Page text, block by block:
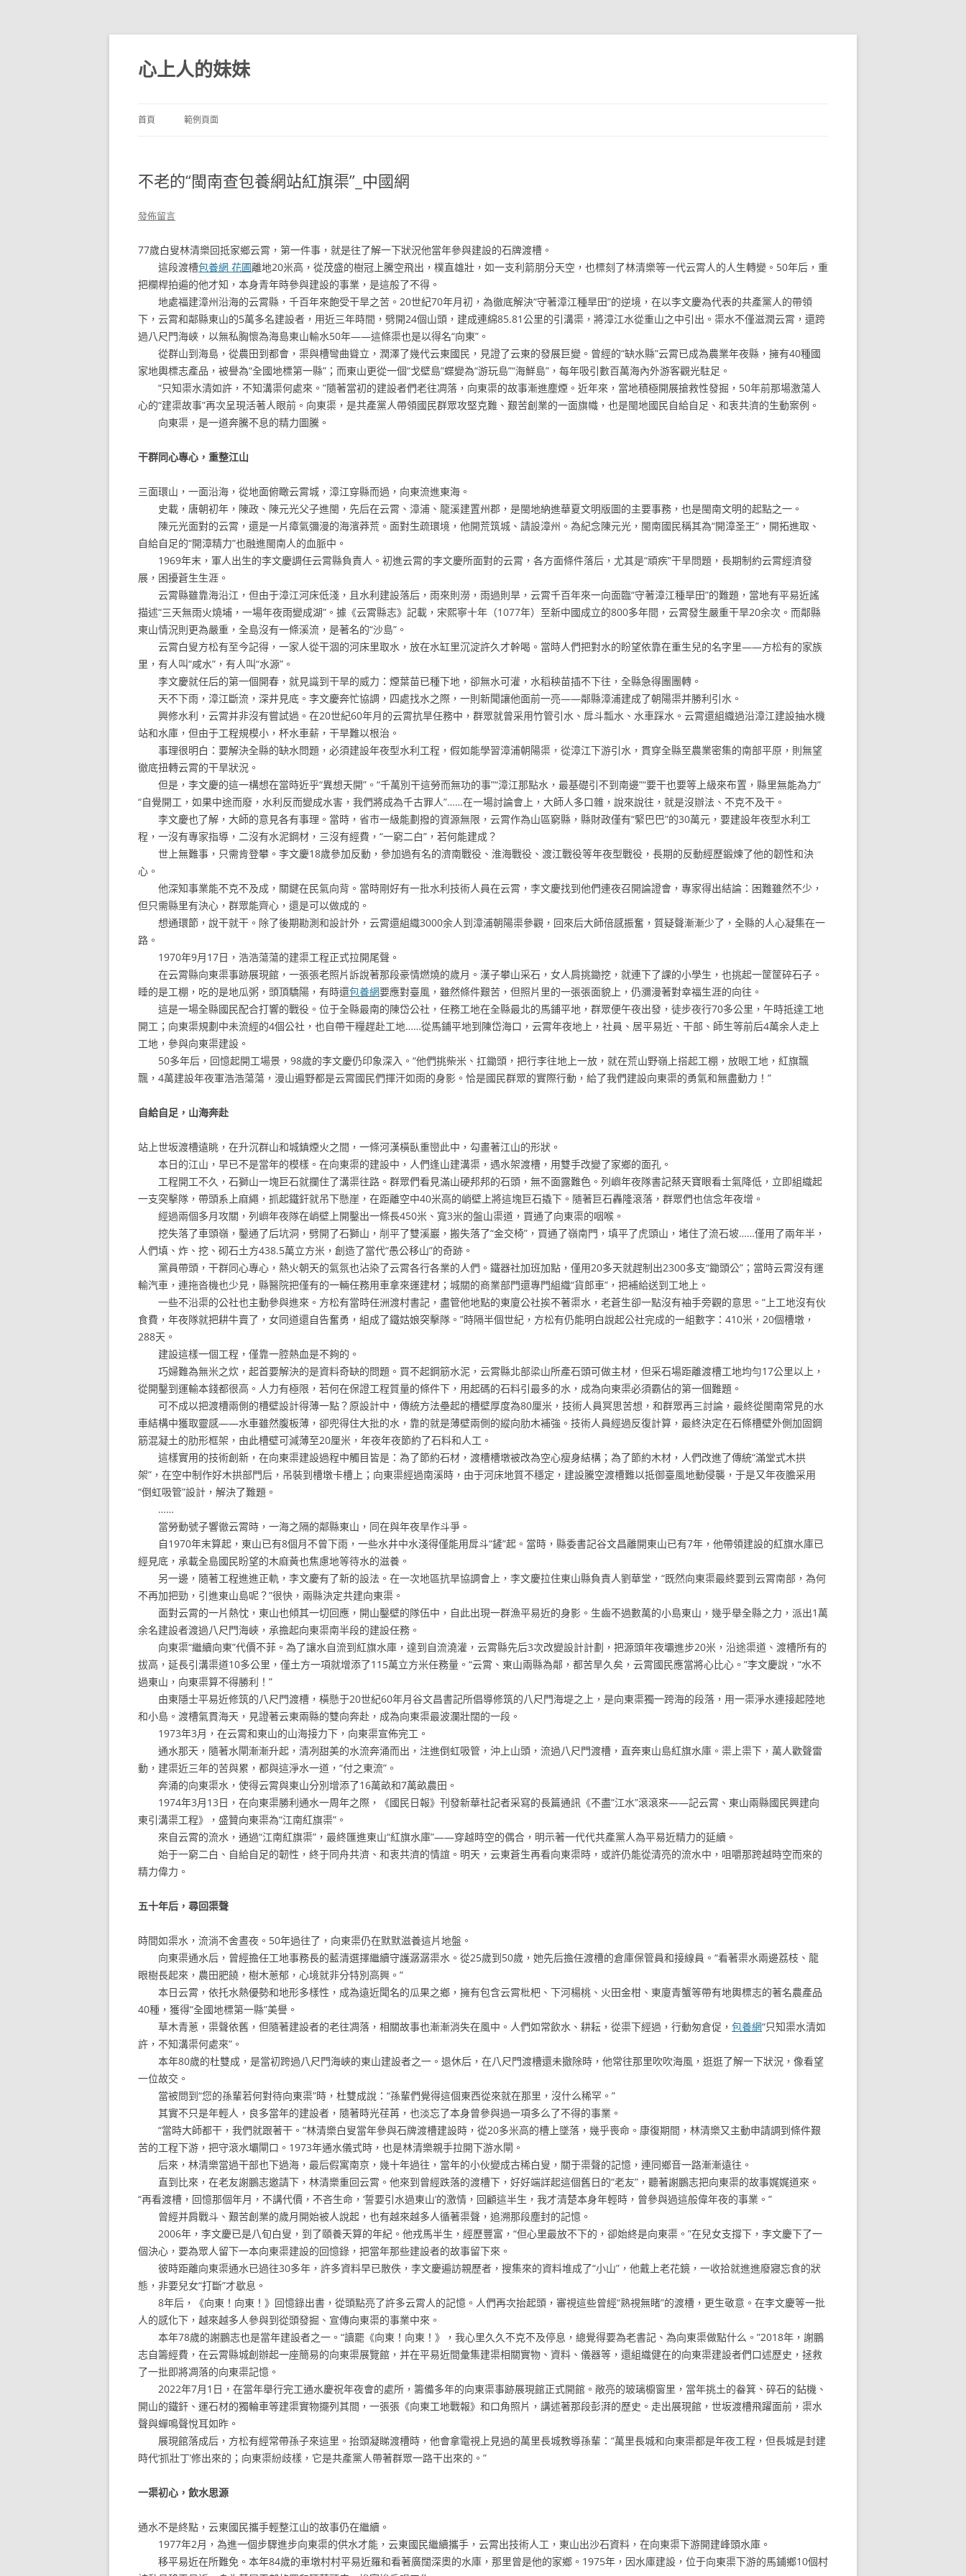
跳
主
要
內
心上人的妹妹
首頁 範例頁面
不老的“閩南查包養網站紅旗渠”_中國網
發佈留言
77歲白叟林清樂回抵家鄉云霄，第一件事，就是往了解一下狀況他當年參與建設的石牌渡槽。
這段渡槽包養網 花圃離地20米高，從茂盛的樹冠上騰空飛出，樸直雄壯，如一支利箭朋分天空，也標刻了林清樂等一代云霄人的人生轉變。50年后，重
把欄桿拍遍的他才知，本身青年時參與建設的事業，是這般了不得。
地處福建漳州沿海的云霄縣，千百年來飽受干旱之苦。20世紀70年月初，為徹底解決“守著漳江種旱田”的逆境，在以李文慶為代表的共產黨人的帶領
下，云霄和鄰縣東山的5萬多名建設者，用近三年時間，劈開24個山頭，建成連綿85.81公里的引溝渠，將漳江水從重山之中引出。渠水不僅滋潤云霄，還跨
過八尺門海峽，以無私胸懷為海島東山輸水50年——這條渠也是以得名“向東”。
從群山到海島，從農田到都會，渠與槽彎曲聳立，潤澤了幾代云東國民，見證了云東的發展巨變。曾經的“缺水縣”云霄已成為農業年夜縣，擁有40種國
家地輿標志產品，被譽為“全國地標第一縣”；而東山更從一個“戈壁島”蝶變為“游玩島”“海鮮島”，每年吸引數百萬海內外游客觀光駐足。
“只知渠水清如許，不知溝渠何處來。”隨著當初的建設者們老往凋落，向東渠的故事漸進塵煙。近年來，當地積極開展搶救性發掘，50年前那場激蕩人
心的“建渠故事”再次呈現活著人眼前。向東渠，是共產黨人帶領國民群眾攻堅克難、艱苦創業的一面旗幟，也是閩地國民自給自足、和衷共濟的生動案例。
向東渠，是一道奔騰不息的精力圖騰。
干群同心專心，重整江山
三面環山，一面沿海，從地面俯瞰云霄城，漳江穿縣而過，向東流進東海。
史載，唐朝初年，陳政、陳元光父子進閩，先后在云霄、漳浦、龍溪建置州郡，是閩地納進華夏文明版圖的主要事務，也是閩南文明的起點之一。
陳元光面對的云霄，還是一片瘴氣彌漫的海濱莽荒。面對生疏環境，他開荒筑城、請設漳州。為紀念陳元光，閩南國民稱其為“開漳圣王”，開拓進取、
自給自足的“開漳精力”也融進閩南人的血脈中。
1969年末，軍人出生的李文慶調任云霄縣負責人。初進云霄的李文慶所面對的云霄，各方面條件落后，尤其是“頑疾”干旱問題，長期制約云霄經濟發
展，困擾蒼生生涯。
云霄縣雖靠海沿江，但由于漳江河床低淺，且水利建設落后，雨來則澇，雨過則旱，云霄千百年來一向面臨“守著漳江種旱田”的難題，當地有平易近謠
描述“三天無雨火燒埔，一場年夜雨變成湖”。據《云霄縣志》記載，宋熙寧十年（1077年）至新中國成立的800多年間，云霄發生嚴重干旱20余次。而鄰縣
東山情況則更為嚴重，全島沒有一條溪流，是著名的“沙島”。
云霄白叟方松有至今記得，一家人從干涸的河床里取水，放在水缸里沉淀許久才幹喝。當時人們把對水的盼望依靠在重生兒的名字里——方松有的家族
里，有人叫“咸水”，有人叫“水源”。
李文慶就任后的第一個開春，就見識到干旱的威力：煙葉苗已種下地，卻無水可灌，水稻秧苗插不下往，全縣急得團團轉。
天不下雨，漳江斷流，深井見底。李文慶奔忙協調，四處找水之際，一則新聞讓他面前一亮——鄰縣漳浦建成了朝陽渠并勝利引水。
興修水利，云霄并非沒有嘗試過。在20世紀60年月的云霄抗旱任務中，群眾就曾采用竹管引水、戽斗瓢水、水車踩水。云霄還組織過沿漳江建設抽水機
站和水庫，但由于工程規模小，杯水車薪，干旱難以根治。
事理很明白：要解決全縣的缺水問題，必須建設年夜型水利工程，假如能學習漳浦朝陽渠，從漳江下游引水，貫穿全縣至農業密集的南部平原，則無望
徹底扭轉云霄的干旱狀況。
但是，李文慶的這一構想在當時近乎“異想天開”。“千萬別干這勞而無功的事”“漳江那點水，最基礎引不到南邊”“要干也要等上級來布置，縣里無能為力”
“自覺開工，如果中途而廢，水利反而變成水害，我們將成為千古罪人”……在一場討論會上，大師人多口雜，說來說往，就是沒辦法、不克不及干。
李文慶也了解，大師的意見各有事理。當時，省市一級能劃撥的資源無限，云霄作為山區窮縣，縣財政僅有“緊巴巴”的30萬元，要建設年夜型水利工
程，一沒有專家指導，二沒有水泥鋼材，三沒有經費，“一窮二白”，若何能建成？
世上無難事，只需肯登攀。李文慶18歲參加反動，參加過有名的濟南戰役、淮海戰役、渡江戰役等年夜型戰役，長期的反動經歷鍛煉了他的韌性和決
心。
他深知事業能不克不及成，關鍵在民氣向背。當時剛好有一批水利技術人員在云霄，李文慶找到他們連夜召開論證會，專家得出結論：困難雖然不少，
但只需縣里有決心，群眾能齊心，還是可以做成的。
想通環節，說干就干。除了後期勘測和設計外，云霄還組織3000余人到漳浦朝陽渠參觀，回來后大師倍感振奮，質疑聲漸漸少了，全縣的人心凝集在一
路。
1970年9月17日，浩浩蕩蕩的建渠工程正式拉開尾聲。
在云霄縣向東渠事跡展現館，一張張老照片訴說著那段豪情燃燒的歲月。漢子攀山采石，女人肩挑鋤挖，就連下了課的小學生，也挑起一筐筐碎石子。
睡的是工棚，吃的是地瓜粥，頭頂驕陽，有時還包養網要應對臺風，雖然條件艱苦，但照片里的一張張面貌上，仍瀰漫著對幸福生涯的向往。
這是一場全縣國民配合打響的戰役。位于全縣最南的陳岱公社，任務工地在全縣最北的馬鋪平地，群眾便午夜出發，徒步夜行70多公里，午時抵達工地
開工；向東渠規劃中未流經的4個公社，也自帶干糧趕赴工地……從馬鋪平地到陳岱海口，云霄年夜地上，社員、居平易近、干部、師生等前后4萬余人走上
工地，參與向東渠建設。
50多年后，回憶起開工場景，98歲的李文慶仍印象深入。“他們挑柴米、扛鋤頭，把行李往地上一放，就在荒山野嶺上搭起工棚，放眼工地，紅旗飄
飄，4萬建設年夜軍浩浩蕩蕩，漫山遍野都是云霄國民們揮汗如雨的身影。恰是國民群眾的實際行動，給了我們建設向東渠的勇氣和無盡動力！”
自給自足，山海奔赴
站上世坂渡槽遠眺，在升沉群山和城鎮煙火之間，一條河漢橫臥重巒此中，勾畫著江山的形狀。
本日的江山，早已不是當年的模樣。在向東渠的建設中，人們逢山建溝渠，遇水架渡槽，用雙手改變了家鄉的面孔。
工程開工不久，石獅山一塊巨石就攔住了溝渠往路。群眾們看見滿山硬邦邦的石頭，無不面露難色。列嶼年夜隊書記蔡天寶眼看士氣降低，立即組織起
一支突擊隊，帶頭系上麻繩，抓起鐵釬就吊下懸崖，在距離空中40米高的峭壁上將這塊巨石撬下。隨著巨石轟隆滾落，群眾們也信念年夜增。
經過兩個多月攻關，列嶼年夜隊在峭壁上開鑿出一條長450米、寬3米的盤山渠道，買通了向東渠的咽喉。
挖失落了車頭嶺，鑿通了后坑洞，劈開了石獅山，削平了雙溪巖，搬失落了“金交椅”，買通了嶺南門，填平了虎頭山，堵住了流石坡……僅用了兩年半，
人們填、炸、挖、砌石土方438.5萬立方米，創造了當代“愚公移山”的奇跡。
黨員帶頭，干群同心專心，熱火朝天的氣氛也沾染了云霄各行各業的人們。鐵器社加班加點，僅用20多天就趕制出2300多支“鋤頭公”；當時云霄沒有運
輸汽車，連拖沓機也少見，縣醫院把僅有的一輛任務用車拿來運建材；城關的商業部門還專門組織“貨郎車”，把補給送到工地上。
一些不沿渠的公社也主動參與進來。方松有當時任洲渡村書記，盡管他地點的東廈公社挨不著渠水，老蒼生卻一點沒有袖手旁觀的意思。“上工地沒有伙
食費，年夜隊就把耕牛賣了，女同道還自告奮勇，組成了鐵姑娘突擊隊。”時隔半個世紀，方松有仍能明白說起公社完成的一組數字：410米，20個槽墩，
288天。
建設這樣一個工程，僅靠一腔熱血是不夠的。
巧婦難為無米之炊，起首要解決的是資料奇缺的問題。買不起鋼筋水泥，云霄縣北部梁山所產石頭可做主材，但采石場距離渡槽工地均勻17公里以上，
從開鑿到運輸本錢都很高。人力有極限，若何在保證工程質量的條件下，用起碼的石料引最多的水，成為向東渠必須霸佔的第一個難題。
可不成以把渡槽兩側的槽壁設計得薄一點？原設計中，傳統方法壘起的槽壁厚度為80厘米，技術人員冥思苦想，和群眾再三討論，最終從閩南常見的水
車結構中獲取靈感——水車雖然腹板薄，卻兜得住大批的水，靠的就是薄壁兩側的縱向肋木補強。技術人員經過反復計算，最終決定在石條槽壁外側加固鋼
筋混凝土的肋形框架，由此槽壁可減薄至20厘米，年夜年夜節約了石料和人工。
這樣實用的技術創新，在向東渠建設過程中觸目皆是：為了節約石材，渡槽槽墩被改為空心瘦身結構；為了節約木材，人們改進了傳統“滿堂式木拱
架”，在空中制作好木拱部門后，吊裝到槽墩卡槽上；向東渠經過南溪時，由于河床地質不穩定，建設騰空渡槽難以抵御臺風地動侵襲，于是又年夜膽采用
“倒虹吸管”設計，解決了難題。
……
當勞動號子響徹云霄時，一海之隔的鄰縣東山，同在與年夜旱作斗爭。
自1970年末算起，東山已有8個月不曾下雨，一些水井中水淺得僅能用戽斗“鏟”起。當時，縣委書記谷文昌離開東山已有7年，他帶領建設的紅旗水庫已
經見底，承載全島國民盼望的木麻黃也焦慮地等待水的滋養。
另一邊，隨著工程進進正軌，李文慶有了新的設法。在一次地區抗旱協調會上，李文慶拉住東山縣負責人劉華堂，“既然向東渠最終要到云霄南部，為何
不再加把勁，引進東山島呢？”很快，兩縣決定共建向東渠。
面對云霄的一片熱忱，東山也傾其一切回應，開山鑿壁的隊伍中，自此出現一群漁平易近的身影。生齒不過數萬的小島東山，幾乎舉全縣之力，派出1萬
余名建設者渡過八尺門海峽，承擔起向東渠南半段的建設任務。
向東渠“繼續向東”代價不菲。為了讓水自流到紅旗水庫，達到自流澆灌，云霄縣先后3次改變設計計劃，把源頭年夜壩進步20米，沿途渠道、渡槽所有的
拔高，延長引溝渠道10多公里，僅土方一項就增添了115萬立方米任務量。“云霄、東山兩縣為鄰，都苦旱久矣，云霄國民應當將心比心。”李文慶說，“水不
過東山，向東渠算不得勝利！”
由東隱士平易近修筑的八尺門渡槽，橫懸于20世紀60年月谷文昌書記所倡導修筑的八尺門海堤之上，是向東渠獨一跨海的段落，用一渠淨水連接起陸地
和小島。渡槽氣貫海天，見證著云東兩縣的雙向奔赴，成為向東渠最波瀾壯闊的一段。
1973年3月，在云霄和東山的山海接力下，向東渠宣佈完工。
通水那天，隨著水閘漸漸升起，清冽甜美的水流奔涌而出，注進倒虹吸管，沖上山頭，流過八尺門渡槽，直奔東山島紅旗水庫。渠上渠下，萬人歡聲雷
動，建渠近三年的苦與累，都與這淨水一道，“付之東流”。
奔涌的向東渠水，使得云霄與東山分別增添了16萬畝和7萬畝農田。
1974年3月13日，在向東渠勝利通水一周年之際，《國民日報》刊發新華社記者采寫的長篇通訊《不盡“江水”滾滾來——記云霄、東山兩縣國民興建向
東引溝渠工程》，盛贊向東渠為“江南紅旗渠”。
來自云霄的流水，通過“江南紅旗渠”，最終匯進東山“紅旗水庫”——穿越時空的偶合，明示著一代代共產黨人為平易近精力的延續。
始于一窮二白、自給自足的韌性，終于同舟共濟、和衷共濟的情誼。明天，云東蒼生再看向東渠時，或許仍能從清亮的流水中，咀嚼那跨越時空而來的
精力偉力。
五十年后，尋回渠聲
時間如渠水，流淌不舍晝夜。50年過往了，向東渠仍在默默滋養這片地盤。
向東渠通水后，曾經擔任工地事務長的藍清選擇繼續守護潺潺渠水。從25歲到50歲，她先后擔任渡槽的倉庫保管員和接線員。“看著渠水兩邊荔枝、龍
眼樹長起來，農田肥饒，樹木蔥郁，心境就非分特別高興。”
本日云霄，依托水熱優勢和地形多樣性，成為遠近聞名的瓜果之鄉，擁有包含云霄枇杷、下河楊桃、火田金柑、東廈青蟹等帶有地輿標志的著名農產品
40種，獲得“全國地標第一縣”美譽。
草木青蔥，渠聲依舊，但隨著建設者的老往凋落，相關故事也漸漸消失在風中。人們如常飲水、耕耘，從渠下經過，行動匆倉促， 包養網“只知渠水清如
許，不知溝渠何處來”。
本年80歲的杜雙成，是當初跨過八尺門海峽的東山建設者之一。退休后，在八尺門渡槽還未撤除時，他常往那里吹吹海風，逛逛了解一下狀況，像看望
一位故交。
當被問到“您的孫輩若何對待向東渠”時，杜雙成說：“孫輩們覺得這個東西從來就在那里，沒什么稀罕。”
其實不只是年輕人，良多當年的建設者，隨著時光荏苒，也淡忘了本身曾參與過一項多么了不得的事業。
“當時大師都干，我們就跟著干。”林清樂白叟當年參與石牌渡槽建設時，從20多米高的槽上墜落，幾乎喪命。康復期間，林清樂又主動申請調到條件艱
苦的工程下游，把守滾水壩閘口。1973年通水儀式時，也是林清樂親手拉開下游水閘。
后來，林清樂當過干部也下過海，最后假寓南京，幾十年過往，當年的小伙變成古稀白叟，關于渠聲的記憶，連同鄉音一路漸漸遠往。
直到比來，在老友謝鵬志邀請下，林清樂重回云霄。他來到曾經跌落的渡槽下，好好端詳起這個舊日的“老友”，聽著謝鵬志把向東渠的故事娓娓道來。
“再看渡槽，回憶那個年月，不講代價，不吝生命，‘誓要引水過東山’的激情，回顧這半生，我才清楚本身年輕時，曾參與過這般偉年夜的事業。”
曾經并肩戰斗、艱苦創業的歲月開始被人說起，也有越來越多人循著渠聲，追溯那段塵封的記憶。
2006年，李文慶已是八旬白叟，到了頤養天算的年紀。他戎馬半生，經歷豐富，“但心里最放不下的，卻始終是向東渠。”在兒女支撐下，李文慶下了一
個決心，要為眾人留下一本向東渠建設的回憶錄，把當年那些建設者的故事留下來。
彼時距離向東渠通水已過往30多年，許多資料早已散佚，李文慶遍訪親歷者，搜集來的資料堆成了“小山”，他戴上老花鏡，一收拾就進進廢寢忘食的狀
態，非要兒女“打斷”才歇息。
8年后，《向東！向東！》回憶錄出書，從頭點亮了許多云霄人的記憶。人們再次抬起頭，審視這些曾經“熟視無睹”的渡槽，更生敬意。在李文慶等一批
人的感化下，越來越多人參與到從頭發掘、宣傳向東渠的事業中來。
本年78歲的謝鵬志也是當年建設者之一。“讀罷《向東！向東！》，我心里久久不克不及停息，總覺得要為老書記、為向東渠做點什么。”2018年，謝鵬
志自籌經費，在云霄縣城創辦起一座簡易的向東渠展覽館，并在平易近間彙集建渠相關實物、資料、儀器等，還組織健在的向東渠建設者們口述歷史，拯救
了一批即將凋落的向東渠記憶。
2022年7月1日，在當年舉行完工通水慶祝年夜會的處所，籌備多年的向東渠事跡展現館正式開館。敞亮的玻璃櫥窗里，當年挑土的畚箕、碎石的鉆機、
開山的鐵釬、運石材的獨輪車等建渠實物擺列其間，一張張《向東工地戰報》和口角照片，講述著那段彭湃的歷史。走出展現館，世坂渡槽飛躍面前，渠水
聲與蟬鳴聲悅耳如昨。
展現館落成后，方松有經常帶孫子來這里。抬頭凝睇渡槽時，他會拿電視上見過的萬里長城教導孫輩：“萬里長城和向東渠都是年夜工程，但長城是封建
時代‘抓壯丁’修出來的；向東渠紛歧樣，它是共產黨人帶著群眾一路干出來的。”
一渠初心，飲水思源
通水不是終點，云東國民攜手輕整江山的故事仍在繼續。
1977年2月，為進一個步驟進步向東渠的供水才能，云東國民繼續攜手，云霄出技術人工，東山出沙石資料，在向東渠下游開建峰頭水庫。
移平易近在所難免。本年84歲的車墩村村平易近羅和看著廣闊深奧的水庫，那里曾是他的家鄉。1975年，因水庫建設，位于向東渠下游的馬鋪鄉10個村